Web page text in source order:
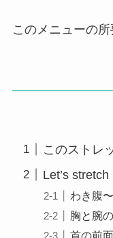
このメニューの
このストレ
Let’s stretch
わき腹
胸と腕
首の前